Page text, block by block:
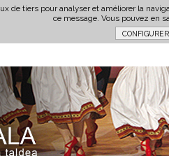
de tiers pour analyser et améliorer la
ce message. Vous pouvez en